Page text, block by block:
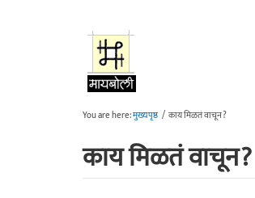
You are here:मुख्यपृष्ठ / काय मिळतं वाचून?
काय मिळतं वाचून?